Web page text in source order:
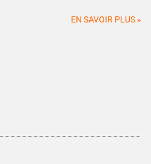
EN SAVOIR PLUS »